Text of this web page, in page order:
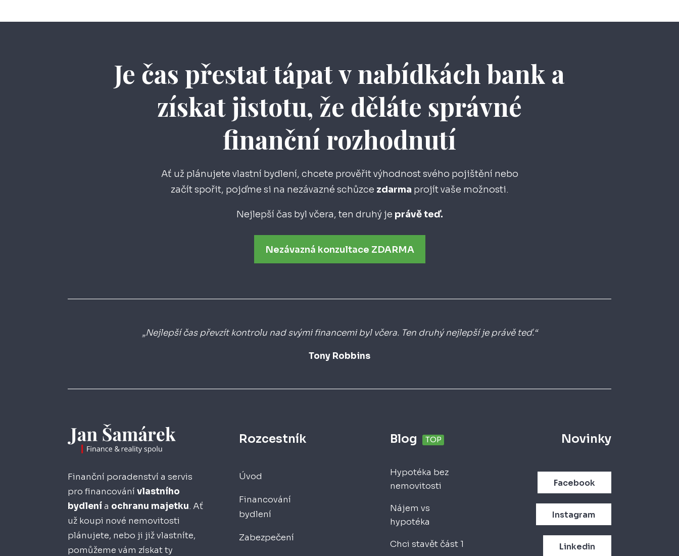
Je čas přestat tápat v nabídkách bank a
získat jistotu, že děláte správné
finanční rozhodnutí
Ať už plánujete vlastní bydlení, chcete prověřit výhodnost svého pojištění nebo
začít spořit, pojďme si na nezávazné schůzce zdarma projít vaše možnosti.
Nejlepší čas byl včera, ten druhý je právě teď.
Nezávazná konzultace ZDARMA
„Nejlepší čas převzít kontrolu nad svými financemi byl včera. Ten druhý nejlepší je právě teď.“
Tony Robbins
Finanční poradenství a servis
pro financovánívlastního
bydlení a ochranu majetku. Ať
už koupi nové nemovitosti
plánujete, nebo ji již vlastníte,
pomůžeme vám získat ty
Rozcestník
Úvod
Financování
bydlení
Zabezpečení
Blog TOP
Hypotéka bez
nemovitosti
Nájem vs
hypotéka
Chci stavět část 1
Novinky
Facebook
Instagram
Linkedin